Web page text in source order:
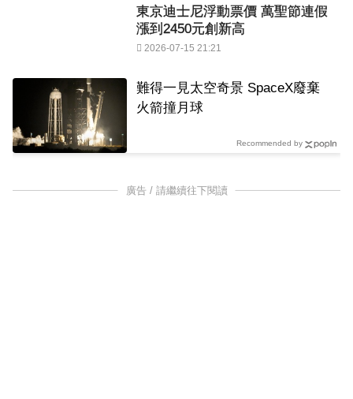
東京迪士尼浮動票價 萬聖節連假
漲到2450元創新高
2026-07-15 21:21
難得一見太空奇景 SpaceX廢棄
火箭撞月球
Recommended by
廣告 / 請繼續往下閱讀